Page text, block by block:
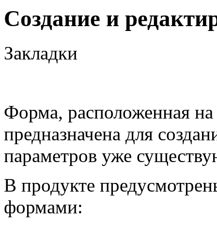
Создание и
Закладки
Форма, расположенная
предназначена для
параметров уже
В продукте
формами: